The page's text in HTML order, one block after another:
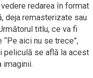
redarea în format
deja remasterizate sau
titlu, ce va fi
aici nu se trece”,
peliculă se află la acest
imaginii.